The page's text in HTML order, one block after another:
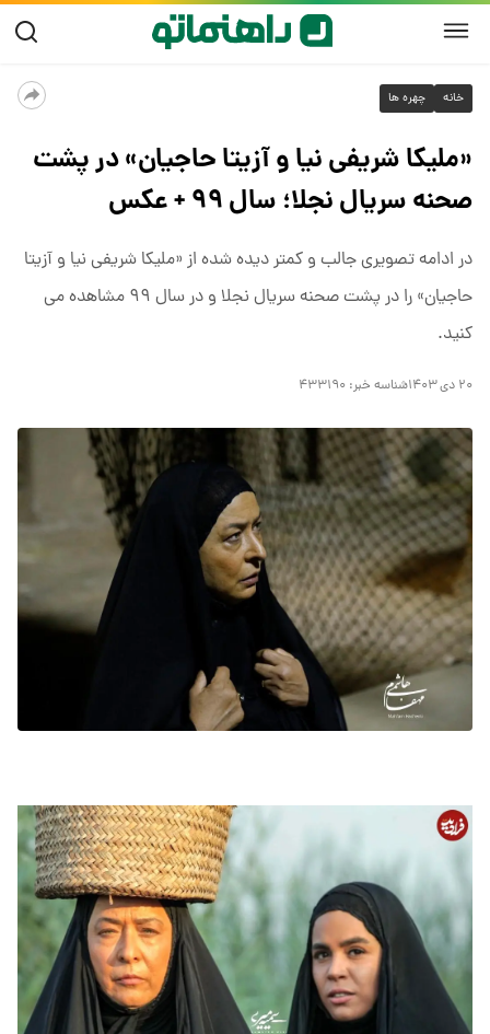
خانه چهره ها
«ملیکا شریفی نیا و آزیتا حاجیان» در پشت
صحنه سریال نجلا؛ سال ۹۹ + عکس
در ادامه تصویری جالب و کمتر دیده شده از «ملیکا شریفی نیا و آزیتا
حاجیان» را در پشت صحنه سریال نجلا و در سال ۹۹ مشاهده می
کنید.
۲۰ دی ۱۴۰۳ شناسه خبر: ۴۳۳۱۹۰